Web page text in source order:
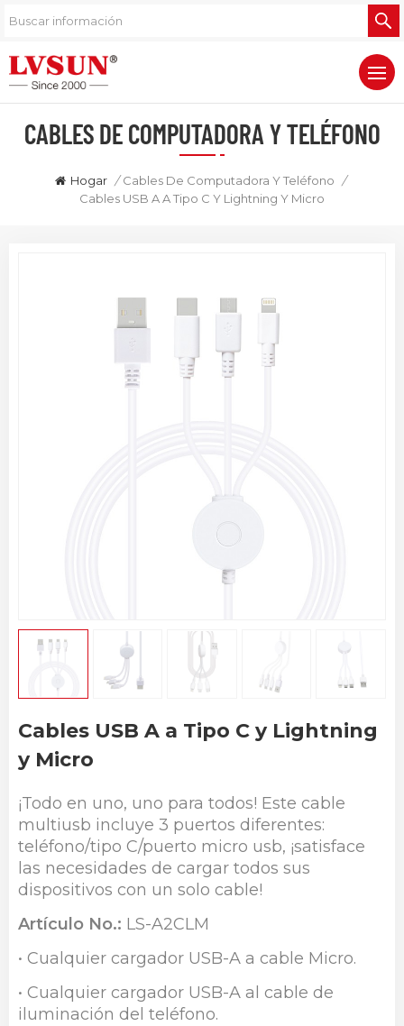
CABLES DE COMPUTADORA Y TELÉFONO
Hogar / Cables De Computadora Y Teléfono
/
Cables USB A A Tipo C Y Lightning Y Micro
Cables USB A a Tipo C y Lightning
y Micro
¡Todo en uno, uno para todos! Este cable
multiusb incluye 3 puertos diferentes:
teléfono/tipo C/puerto micro usb, ¡satisface
las necesidades de cargar todos sus
dispositivos con un solo cable!
Artículo No.: LS-A2CLM
• Cualquier cargador USB-A a cable Micro.
• Cualquier cargador USB-A al cable de
iluminación del teléfono.